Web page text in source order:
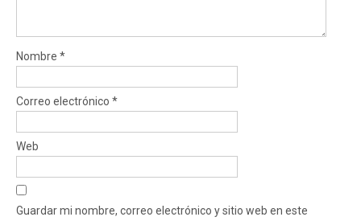
Nombre *
Correo electrónico *
Web
Guardar mi nombre, correo electrónico y sitio web en este